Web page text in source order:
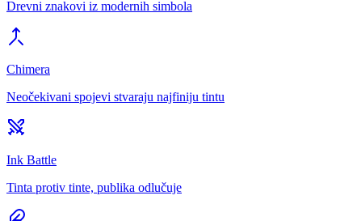
Drevni znakovi iz modernih simbola
Chimera
Neočekivani spojevi stvaraju najfiniju tintu
Ink Battle
Tinta protiv tinte, publika odlučuje